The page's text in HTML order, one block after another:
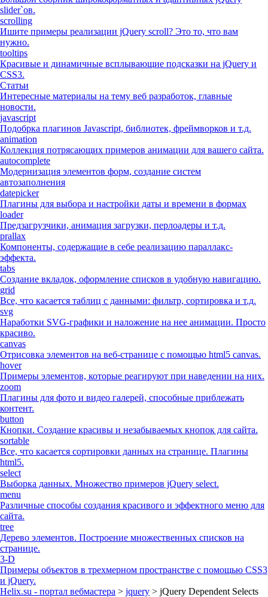
slider`ов.
scrolling
Ишите примеры реализации jQuery scroll? Это то, что вам
нужно.
tooltips
Красивые и динамичные всплывающие подсказки на jQuery и
CSS3.
Статьи
Интересные материалы на тему веб разработок, главные
новости.
javascript
Подобрка плагинов Javascript, библиотек, фреймворков и т.д.
animation
Коллекция потрясающих примеров анимации для вашего сайта.
autocomplete
Модернизация элементов форм, создание систем
автозаполнения
datepicker
Плагины для выбора и настройки даты и времени в формах
loader
Предзагрузчики, анимация загрузки, перлоадеры и т.д.
prallax
Компоненты, содержащие в себе реализацию параллакс-
эффекта.
tabs
Создание вкладок, оформление списков в удобную навигацию.
grid
Все, что касается таблиц с данными: фильтр, сортировка и т.д.
svg
Наработки SVG-графики и наложение на нее анимации. Просто
красиво.
canvas
Отрисовка элементов на веб-странице с помощью html5 canvas.
hover
Примеры элементов, которые реагируют при наведении на них.
zoom
Плагины для фото и видео галерей, способные приблежать
контент.
button
Кнопки. Создание красивы и незабываемых кнопок для сайта.
sortable
Все, что касается сортировки данных на странице. Плагины
html5.
select
Выборка данных. Множество примеров jQuery select.
menu
Различные способы создания красивого и эффектного меню для
сайта.
tree
Дерево элементов. Построение множественных списков на
странице.
3-D
Примеры объектов в трехмерном пространстве с помощью CSS3
и jQuery.
Helix.su - портал вебмастера > jquery > jQuery Dependent Selects